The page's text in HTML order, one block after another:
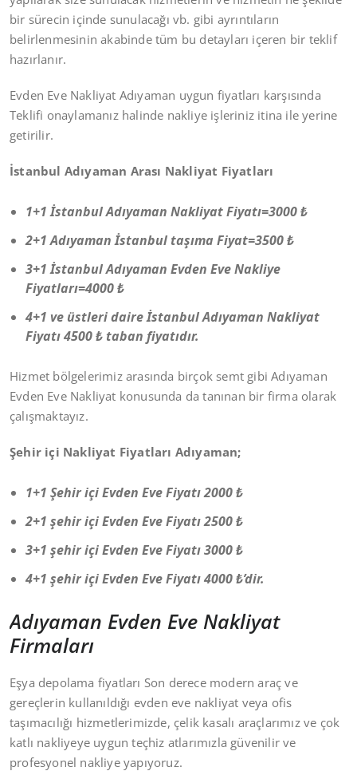
bir sürecin içinde sunulacağı vb. gibi ayrıntıların
belirlenmesinin akabinde tüm bu detayları içeren bir teklif
hazırlanır.
Evden Eve Nakliyat Adıyaman uygun fiyatları karşısında
Teklifi onaylamanız halinde nakliye işleriniz itina ile yerine
getirilir.
İstanbul Adıyaman Arası Nakliyat Fiyatları
1+1 İstanbul Adıyaman Nakliyat Fiyatı=3000 ₺
2+1 Adıyaman İstanbul taşıma Fiyat=3500 ₺
3+1 İstanbul Adıyaman Evden Eve Nakliye
Fiyatları=4000 ₺
4+1 ve üstleri daire İstanbul Adıyaman Nakliyat
Fiyatı 4500 ₺ taban fiyatıdır.
Hizmet bölgelerimiz arasında birçok semt gibi Adıyaman
Evden Eve Nakliyat konusunda da tanınan bir firma olarak
çalışmaktayız.
Şehir içi Nakliyat Fiyatları Adıyaman;
1+1 Şehir içi Evden Eve Fiyatı 2000 ₺
2+1 şehir içiEvden EveFiyatı 2500 ₺
3+1 şehir içiEvden EveFiyatı 3000 ₺
4+1 şehir içiEvden EveFiyatı 4000 ₺’dir.
Adıyaman Evden Eve Nakliyat
Firmaları
Eşya depolama fiyatları Son derece modern araç ve
gereçlerin kullanıldığı evden eve nakliyat veya ofis
taşımacılığı hizmetlerimizde, çelik kasalı araçlarımız ve çok
katlı nakliyeye uygun teçhiz atlarımızla güvenilir ve
profesyonel nakliye yapıyoruz.